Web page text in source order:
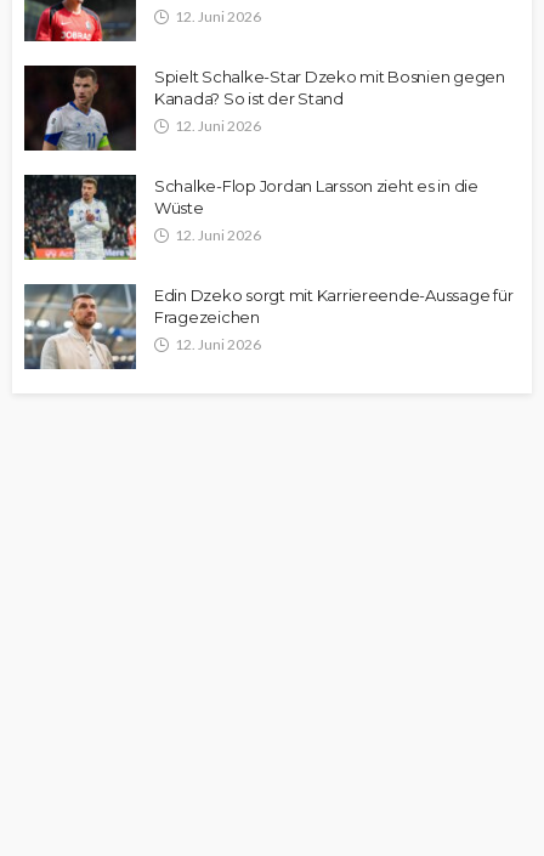
12. Juni 2026
Spielt Schalke-Star Dzeko mit Bosnien gegen
Kanada? So ist der Stand
12. Juni 2026
Schalke-Flop Jordan Larsson zieht es in die
Wüste
12. Juni 2026
Edin Dzeko sorgt mit Karriereende-Aussage für
Fragezeichen
12. Juni 2026